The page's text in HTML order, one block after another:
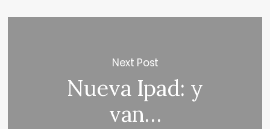
Next Post
Nueva Ipad: y
van…